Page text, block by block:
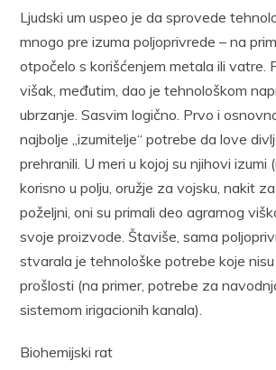
Ljudski um uspeo je da sprovede
mnogo pre izuma poljoprivrede – na
otpočelo s korišćenjem metala ili vatre.
višak, međutim, dao je tehnološkom
ubrzanje. Sasvim logično. Prvo i
najbolje „izumitelje“ potrebe da love
prehranili. U meri u kojoj su njihovi izumi
korisno u polju, oružje za vojsku, nakit
poželjni, oni su primali deo agrarnog
svoje proizvode. Štaviše, sama
stvarala je tehnološke potrebe koje
prošlosti (na primer, potrebe za
sistemom irigacionih kanala).
Biohemijski rat